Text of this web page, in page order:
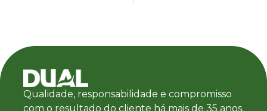
Qualidade, responsabilidade e compromisso
com o resultado do cliente há mais de 35 anos.